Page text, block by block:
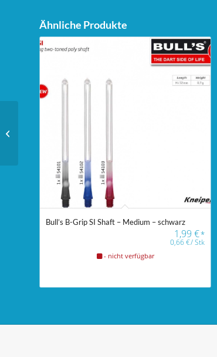
Ähnliche Produkte
Bull’s B-Grip SI Shaft – Medium – schwarz
1,99€*
0,66€/Stk
- nicht verfügbar